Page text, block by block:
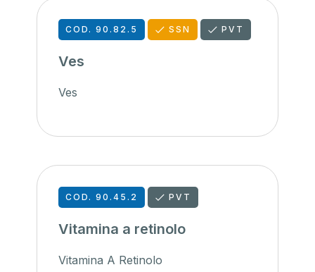
COD. 90.82.5 SSN PVT
Ves
Ves
COD. 90.45.2 PVT
Vitamina a retinolo
Vitamina A Retinolo